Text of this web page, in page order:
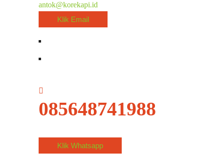
antok@korekapi.id
Klik Email
085648741988
Klik Whatsapp